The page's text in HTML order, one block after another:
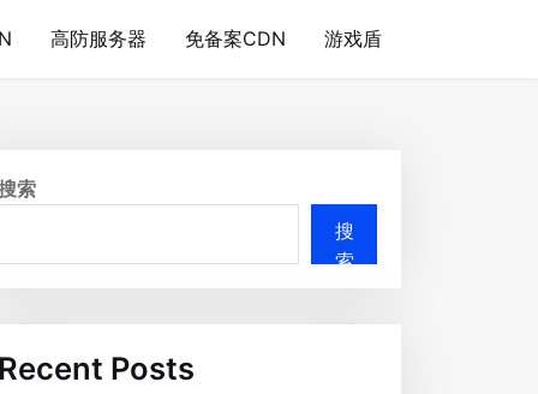
高防服务器 免备案CDN 游戏盾
索
搜
索
Posts